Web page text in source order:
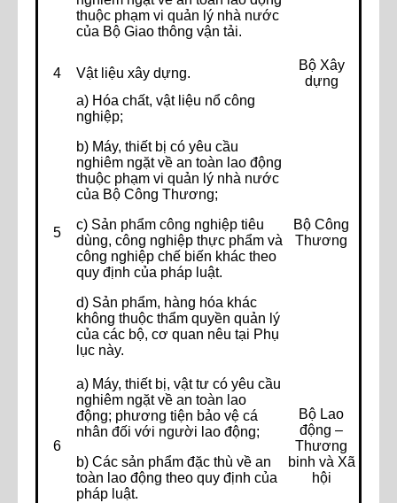
thuộc phạm vi quản lý nhà nước
của Bộ Giao thông vận tải.
4 Vật liệu xây dựng.
Bộ Xây
dựng
5
a) Hóa chất, vật liệu nổ công
nghiệp;
b) Máy, thiết bị có yêu cầu
nghiêm ngặt về an toàn lao động
thuộc phạm vi quản lý nhà nước
của Bộ Công Thương;
c) Sản phẩm công nghiệp tiêu
dùng, công nghiệp thực phẩm và
công nghiệp chế biến khác theo
quy định của pháp luật.
d) Sản phẩm, hàng hóa khác
không thuộc thẩm quyền quản lý
của các bộ, cơ quan nêu tại Phụ
lục này.
Bộ Công
Thương
6
a) Máy, thiết bị, vật tư có yêu cầu
nghiêm ngặt về an toàn lao
động; phương tiện bảo vệ cá
nhân đối với người lao động;
b) Các sản phẩm đặc thù về an
toàn lao động theo quy định của
pháp luật.
Bộ Lao
động –
Thương
binh và Xã
hội